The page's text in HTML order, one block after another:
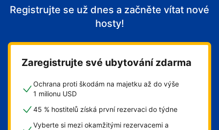
Registrujte se už dnes a začněte vítat nové
hosty!
Zaregistrujte své ubytování zdarma
Ochrana proti škodám na majetku až do výše
1 milionu USD
45 % hostitelů získá první rezervaci do týdne
Vyberte si mezi okamžitými rezervacemi a